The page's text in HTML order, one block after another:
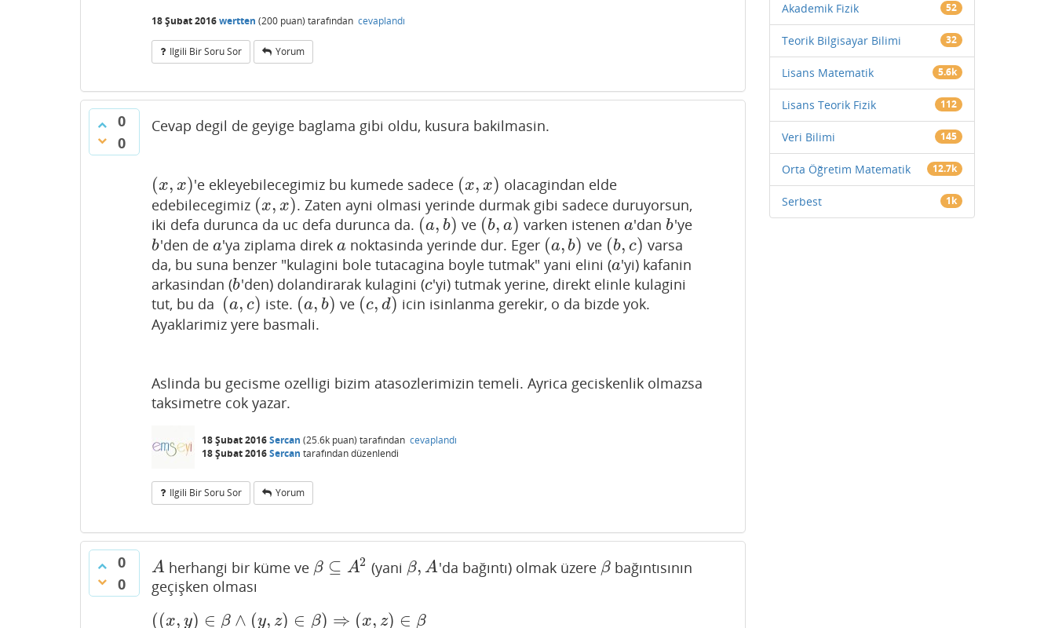
18 Şubat 2016wertten (200 puan) tarafından cevaplandı
Ilgili Bir Soru Sor Yorum
0
0
Cevap degil de geyige baglama gibi oldu, kusura bakilmasin.
(x, x)
(x,x 'e ekleyebilecegimiz bu kumede sadece (x, x)
(x,x )
olacagindan elde
edebilecegimiz (x, x)
(x,x
. Zaten ayni olmasi yerinde durmak gibi sadece duruyorsun,
iki defa durunca da uc defa durunca da. (a, b)
(a,b ) ve (b, a)
(b,a) varken istenena
a'dan b
b'ye
b
b'den de a
a'ya ziplama direk a
anoktasinda yerinde dur. Eger (a, b)
(a,b ) ve (b, c)
(b,c )
varsa
da, bu suna benzer "kulagini bole tutacagina boyle tutmak" yani elini (a
a'yi) kafanin
arkasindan (b
b'den) dolandirarak kulagini (c
c'yi) tutmak yerine, direkt elinle kulagini
tut, bu da (a, c)
(a,c ) iste. (a, b)
(a,b ) ve (c, d)
(c,d)
icin isinlanma gerekir, o da bizde yok.
Ayaklarimiz yere basmali.
Aslinda bu gecisme ozelligi bizim atasozlerimizin temeli. Ayrica geciskenlik olmazsa
taksimetre cok yazar.
18 Şubat 2016Sercan (25.6k puan) tarafından cevaplandı
18 Şubat 2016Sercan tarafındandüzenlendi
Ilgili Bir Soru Sor Yorum
0
0
A
A herhangi bir küme ve β ⊆ A2
β⊆A 2 (yani β, A
β,A 'da bağıntı) olmak üzere β
βbağıntısının
geçişken olması
((x, y) ∈ β ∧ (y, z) ∈ β) ⇒ (x, z) ∈ β
((x ,y) ∈ β∧(y,z) ∈β )⇒ x,z) ∈β
Akademik Fizik 52
Teorik Bilgisayar Bilimi 32
Lisans Matematik 5.6k
Lisans Teorik Fizik 112
Veri Bilimi 145
Orta Öğretim Matematik 12.7k
Serbest 1k